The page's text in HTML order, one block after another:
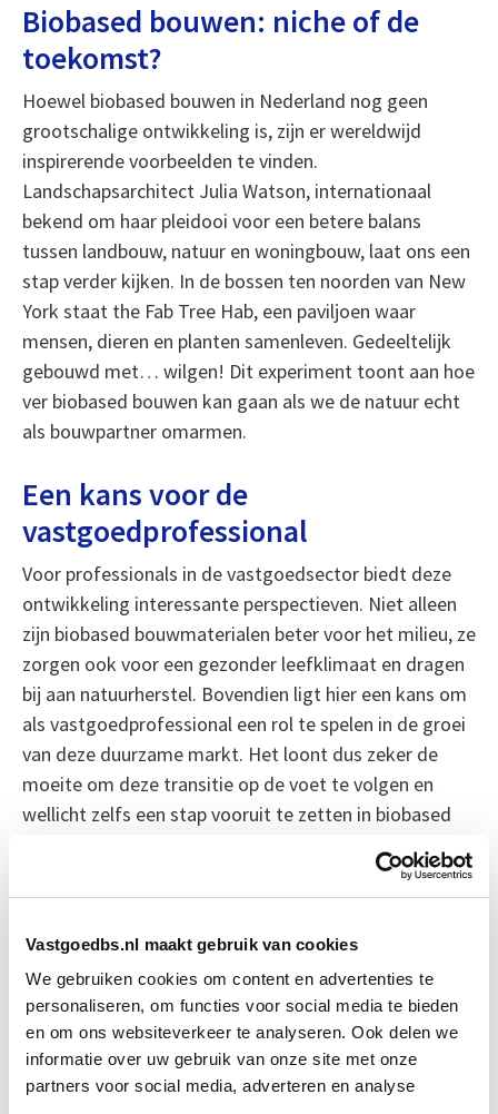
Vastgoedbs.nl maakt gebruik van cookies
We gebruiken cookies om content en advertenties te
personaliseren, om functies voor social media te bieden
en om ons websiteverkeer te analyseren. Ook delen we
informatie over uw gebruik van onze site met onze
partners voor social media, adverteren en analyse
Biobased bouwen: niche of de
toekomst?
Hoewel biobased bouwen in Nederland nog geen
grootschalige ontwikkeling is, zijn er wereldwijd
inspirerende voorbeelden te vinden.
Landschapsarchitect Julia Watson, internationaal
bekend om haar pleidooi voor een betere balans
tussen landbouw, natuur en woningbouw, laat ons een
stap verder kijken. In de bossen ten noorden van New
York staat the Fab Tree Hab, een paviljoen waar
mensen, dieren en planten samenleven. Gedeeltelijk
gebouwd met… wilgen! Dit experiment toont aan hoe
ver biobased bouwen kan gaan als we de natuur echt
als bouwpartner omarmen.
Een kans voor de
vastgoedprofessional
Voor professionals in de vastgoedsector biedt deze
ontwikkeling interessante perspectieven. Niet alleen
zijn biobased bouwmaterialen beter voor het milieu, ze
zorgen ook voor een gezonder leefklimaat en dragen
bij aan natuurherstel. Bovendien ligt hier een kans om
als vastgoedprofessional een rol te spelen in de groei
van deze duurzame markt. Het loont dus zeker de
moeite om deze transitie op de voet te volgen en
wellicht zelfs een stap vooruit te zetten in biobased
Bekijk deze documentaire opvpro.nl
Boeiend verhaal? Duik dan eens
in deze opleidingen: